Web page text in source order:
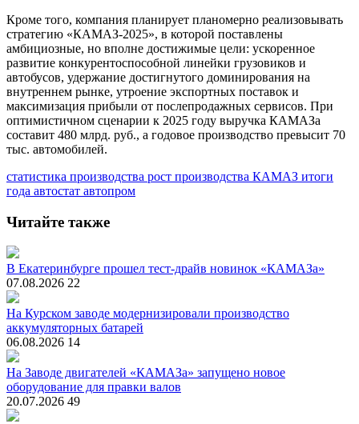
Кроме того, компания планирует планомерно реализовывать
стратегию «КАМАЗ-2025», в которой поставлены
амбициозные, но вполне достижимые цели: ускоренное
развитие конкурентоспособной линейки грузовиков и
автобусов, удержание достигнутого доминирования на
внутреннем рынке, утроение экспортных поставок и
максимизация прибыли от послепродажных сервисов. При
оптимистичном сценарии к 2025 году выручка КАМАЗа
составит 480 млрд. руб., а годовое производство превысит 70
тыс. автомобилей.
статистика производства рост производства КАМАЗ итоги
года автостат автопром
Читайте также
В Екатеринбурге прошел тест-драйв новинок «КАМАЗа»
07.08.2026 22
На Курском заводе модернизировали производство
аккумуляторных батарей
06.08.2026 14
На Заводе двигателей «КАМАЗа» запущено новое
оборудование для правки валов
20.07.2026 49